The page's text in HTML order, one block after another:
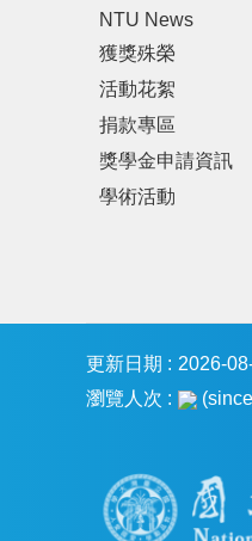
NTU News
獲獎殊榮
活動花絮
捐款專區
獎學金申請資訊
學術活動
更新日期
2026-
瀏覽人次